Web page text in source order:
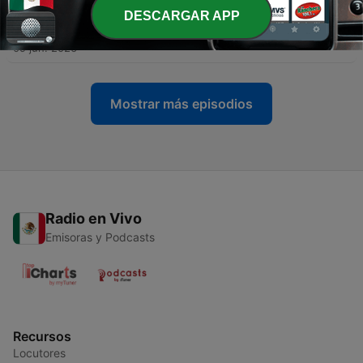
301 - Galiza Metálica 101% Bandas Galegas
09 jun. 2026
Mostrar más episodios
Radio en Vivo
Emisoras y Podcasts
Recursos
Locutores
DESCARGAR APP